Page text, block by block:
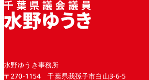
水野ゆうき事務所
〒270-1154 千葉県我孫子市白山3-6-5